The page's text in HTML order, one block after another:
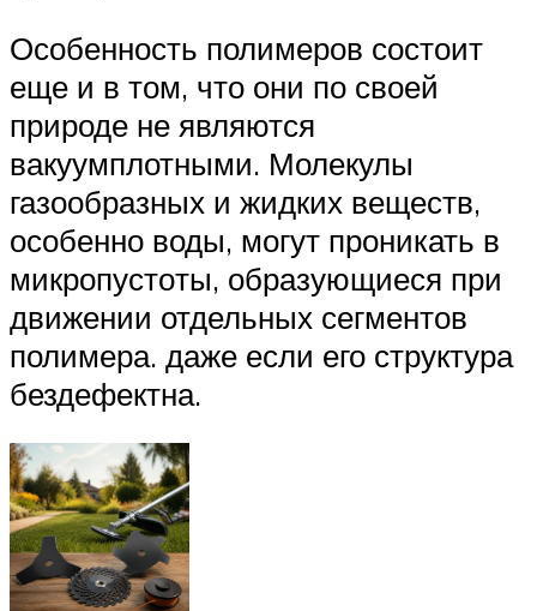
Особенность полимеров состоит
еще и в том, что они по своей
природе не являются
вакуумплотными. Молекулы
газообразных и жидких веществ,
особенно воды, могут проникать в
микропусто­ты, образующиеся при
движении отдельных сегментов
полимера. даже если его структура
бездефектна.